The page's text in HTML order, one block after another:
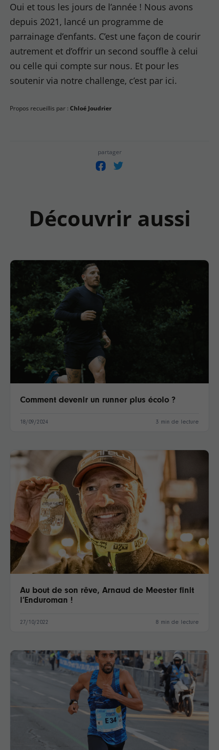
Oui et tous les jours de l’année ! Nous avons
depuis 2021, lancé un programme de
parrainage d’enfants. C’est une façon de courir
autrement et d’offrir un second souffle à celui
ou celle qui compte sur nous. Et pour les
soutenir via notre challenge, c’est par ici.
Propos recueillis par :Chloé Joudrier
partager
Découvrir aussi
Comment devenir un runner plus écolo ?
18/09/2024 3 min de lecture
Au bout de son rêve, Arnaud de Meester finit
l’Enduroman !
27/10/2022 8 min de lecture